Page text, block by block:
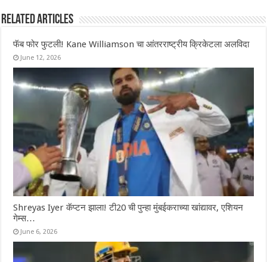
Related Articles
फॅब फोर फुटली! Kane Williamson चा आंतरराष्ट्रीय क्रिकेटला अलविदा
June 12, 2026
Shreyas Iyer कॅप्टन झाला! टी20 ची पुन्हा मुंबईकराच्या खांद्यावर, एशियन
गेम्स…
June 6, 2026